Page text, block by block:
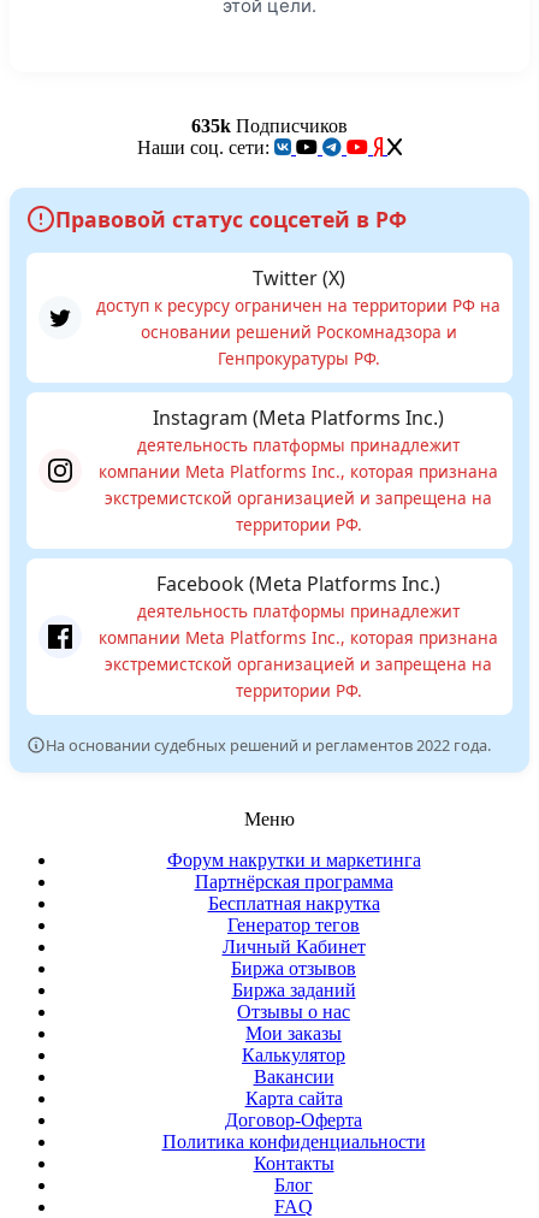
этой цели.
635k Подписчиков
Наши соц. сети:
Правовой статус соцсетей в РФ
Twitter (X)
доступ к ресурсу ограничен на территории РФ на
основании решений Роскомнадзора и
Генпрокуратуры РФ.
Instagram (Meta Platforms Inc.)
деятельность платформы принадлежит
компании Meta Platforms Inc., которая признана
экстремистской организацией и запрещена на
территории РФ.
Facebook (Meta Platforms Inc.)
деятельность платформы принадлежит
компании Meta Platforms Inc., которая признана
экстремистской организацией и запрещена на
территории РФ.
На основании судебных решений и регламентов 2022 года.
Меню
Форум накрутки и маркетинга
Партнёрская программа
Бесплатная накрутка
Генератор тегов
Личный Кабинет
Биржа отзывов
Биржа заданий
Отзывы о нас
Мои заказы
Калькулятор
Вакансии
Карта сайта
Договор-Оферта
Политика конфиденциальности
Контакты
Блог
FAQ